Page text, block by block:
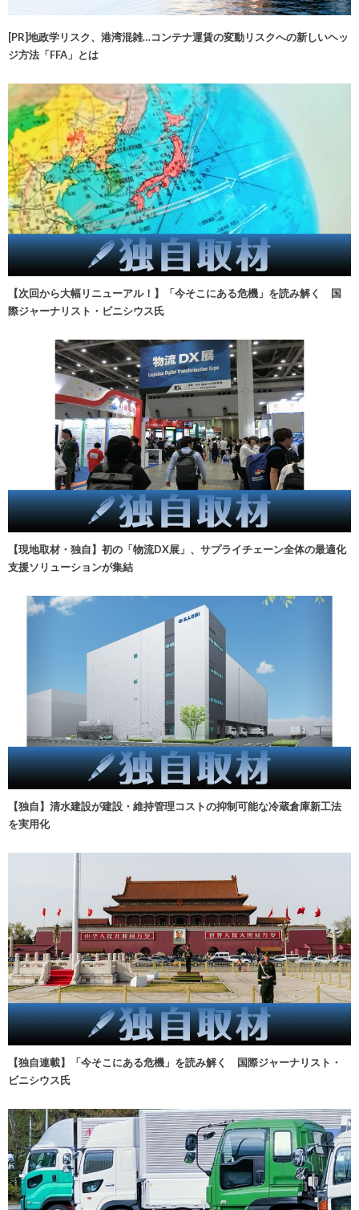
[PR]地政学リスク、港湾混雑…コンテナ運賃の変動リスクへの新しいヘッ
ジ方法「FFA」とは
【次回から大幅リニューアル！】「今そこにある危機」を読み解く 国
際ジャーナリスト・ビニシウス氏
【現地取材・独自】初の「物流DX展」、サプライチェーン全体の最適化
支援ソリューションが集結
【独自】清水建設が建設・維持管理コストの抑制可能な冷蔵倉庫新工法
を実用化
【独自連載】「今そこにある危機」を読み解く 国際ジャーナリスト・
ビニシウス氏